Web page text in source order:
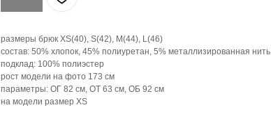
размеры брюк XS(40), S(42), M(44), L(46)
состав: 50% хлопок, 45% полиуретан, 5% металлизированная нить
подклад: 100% полиэстер
рост модели на фото 173 см
параметры: ОГ 82 см, ОТ 63 см, ОБ 92 см
на модели размер XS